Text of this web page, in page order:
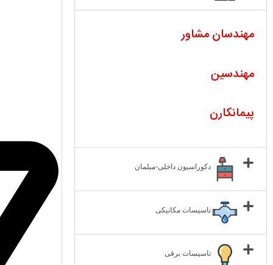
مهندسان مشاور
مهندسین
پیمانکارن
دکوراسیون داخلی-مبلمان
تاسیسات مکانیکی
تاسیسات برقی